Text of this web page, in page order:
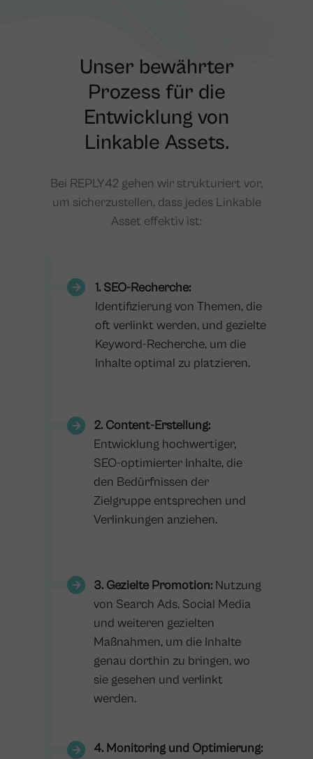
Bei REPLY42 gehen wir strukturiert vor,
um sicherzustellen, dass jedes Linkable
Asset effektiv ist:
Unser bewährter
Prozess für die
Entwicklung von
Linkable Assets.
3. Gezielte Promotion: Nutzung
von Search Ads, Social Media
und weiteren gezielten
Maßnahmen, um die Inhalte
genau dorthin zu bringen, wo
sie gesehen und verlinkt
werden.
1. SEO-Recherche:
Identifizierung von Themen, die
oft verlinkt werden, und gezielte
Keyword-Recherche, um die
Inhalte optimal zu platzieren.
4. Monitoring und Optimierung:
2. Content-Erstellung:
Entwicklung hochwertiger,
SEO-optimierter Inhalte, die
den Bedürfnissen der
Zielgruppe entsprechen und
Verlinkungen anziehen.